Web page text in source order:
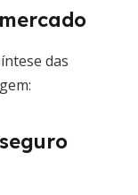
das